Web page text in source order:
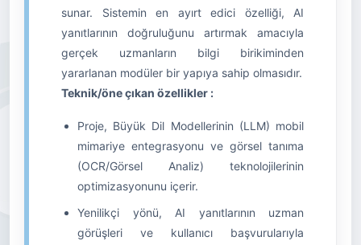
sunar. Sistemin en ayırt edici özelliği, AI
yanıtlarının doğruluğunu artırmak amacıyla
gerçek uzmanların bilgi birikiminden
yararlanan modüler bir yapıya sahip olmasıdır.
Teknik/öne çıkan özellikler :
Proje, Büyük Dil Modellerinin (LLM) mobil
mimariye entegrasyonu ve görsel tanıma
(OCR/Görsel Analiz) teknolojilerinin
optimizasyonunu içerir.
Yenilikçi yönü, AI yanıtlarının uzman
görüşleri ve kullanıcı başvurularıyla